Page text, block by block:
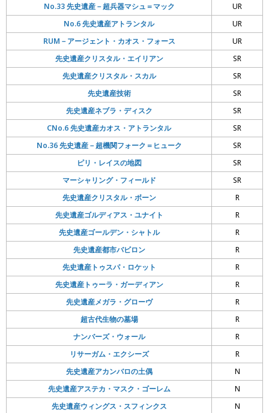
No.33 先史遺産－超兵器マシュ＝マック
UR
No.6 先史遺産アトランタル
UR
RUM－アージェント・カオス・フォース
UR
先史遺産クリスタル・エイリアン
SR
先史遺産クリスタル・スカル
SR
先史遺産技術
SR
先史遺産ネブラ・ディスク
SR
CNo.6 先史遺産カオス・アトランタル
SR
No.36 先史遺産－超機関フォーク＝ヒューク
SR
ピリ・レイスの地図
SR
マーシャリング・フィールド
SR
先史遺産クリスタル・ボーン
R
先史遺産ゴルディアス・ユナイト
R
先史遺産ゴールデン・シャトル
R
先史遺産都市バビロン
R
先史遺産トゥスパ・ロケット
R
先史遺産トゥーラ・ガーディアン
R
先史遺産メガラ・グローヴ
R
超古代生物の墓場
R
ナンバーズ・ウォール
R
リサーガム・エクシーズ
R
先史遺産アカンバロの土偶
N
先史遺産アステカ・マスク・ゴーレム
N
先史遺産ウィングス・スフィンクス
N